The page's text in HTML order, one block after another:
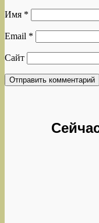
Имя *
Email *
Сайт